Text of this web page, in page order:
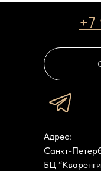
Адрес:
Санкт-
БЦ
+7